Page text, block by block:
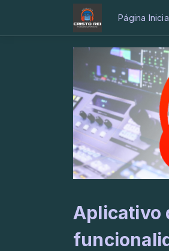
Página
Aplicativo